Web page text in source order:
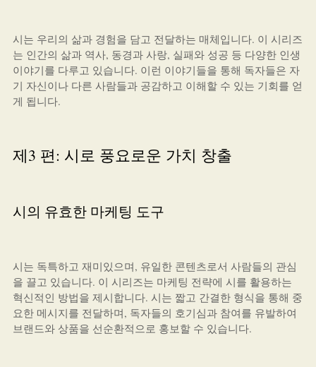
시는 우리의 삶과 경험을 담고 전달하는 매체입니다. 이 시리즈
는 인간의 삶과 역사, 동경과 사랑, 실패와 성공 등 다양한 인생
이야기를 다루고 있습니다. 이런 이야기들을 통해 독자들은 자
기 자신이나 다른 사람들과 공감하고 이해할 수 있는 기회를 얻
게 됩니다.
제3 편: 시로 풍요로운 가치 창출
시의 유효한 마케팅 도구
시는 독특하고 재미있으며, 유일한 콘텐츠로서 사람들의 관심
을 끌고 있습니다. 이 시리즈는 마케팅 전략에 시를 활용하는
혁신적인 방법을 제시합니다. 시는 짧고 간결한 형식을 통해 중
요한 메시지를 전달하며, 독자들의 호기심과 참여를 유발하여
브랜드와 상품을 선순환적으로 홍보할 수 있습니다.